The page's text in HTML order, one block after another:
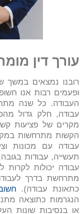
עורך דין
רובנו נמצאים במשך
ופעמים רבות אנו
העבודה. כל שנה
עבודה, חלק גדול
מקרים של פציעות
הקשות מתרחשות
עבודה עם מכונות
תעשייה, עבודות
עבודה יכולות
מתרחשת בדרך
כתאונת עבודה).
הנגרמות כתוצאה
או בנסיבות שונות